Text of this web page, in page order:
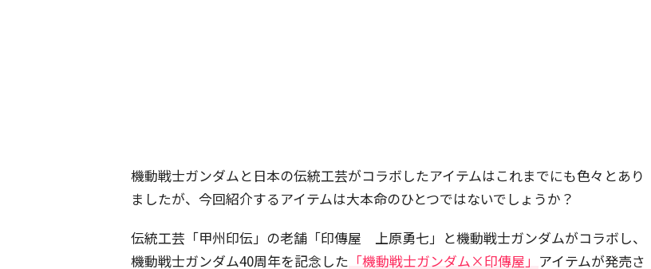
機動戦士ガンダムと日本の伝統工芸がコラボしたアイテムはこれまでにも色々とあり
ましたが、今回紹介するアイテムは大本命のひとつではないでしょうか？
伝統工芸「甲州印伝」の老舗「印傳屋 上原勇七」と機動戦士ガンダムがコラボし、
機動戦士ガンダム40周年を記念した 「機動戦士ガンダム×印傳屋」 アイテムが発売さ